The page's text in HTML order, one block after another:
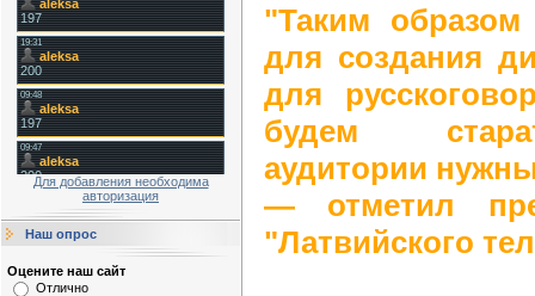
Для добавления необходима
авторизация
Наш опрос
Оцените наш сайт
Отлично
"Таким образом
для создания
для
будем
аудитории
— отметил
"Латвийского